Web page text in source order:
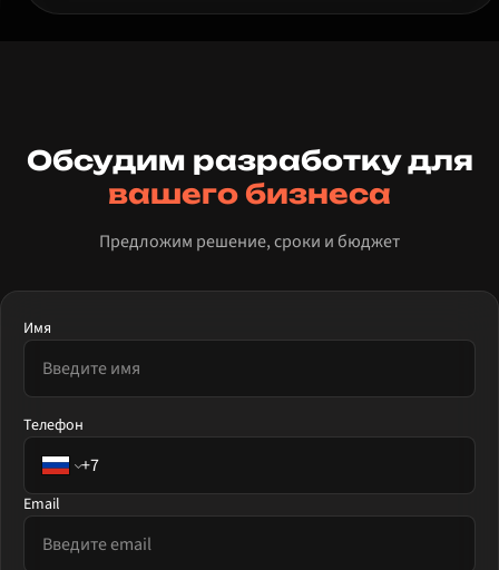
Обсудим разработку для
вашего бизнеса
Предложим решение, сроки и бюджет
Имя
Телефон
Email